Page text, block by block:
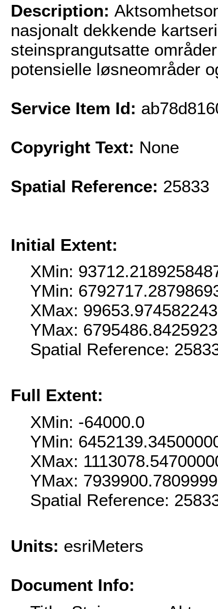
Description:
nasjonalt dekkende
steinsprangutsatte
potensielle løsneområder
Service Item Id:
Copyright Text: None
Spatial Reference: 25833
Initial Extent:
XMin:
YMin:
XMax:
YMax:
Spatial Reference:
Full Extent:
XMin: -64000.0
YMin:
XMax:
YMax:
Spatial Reference:
Units: esriMeters
Document Info: